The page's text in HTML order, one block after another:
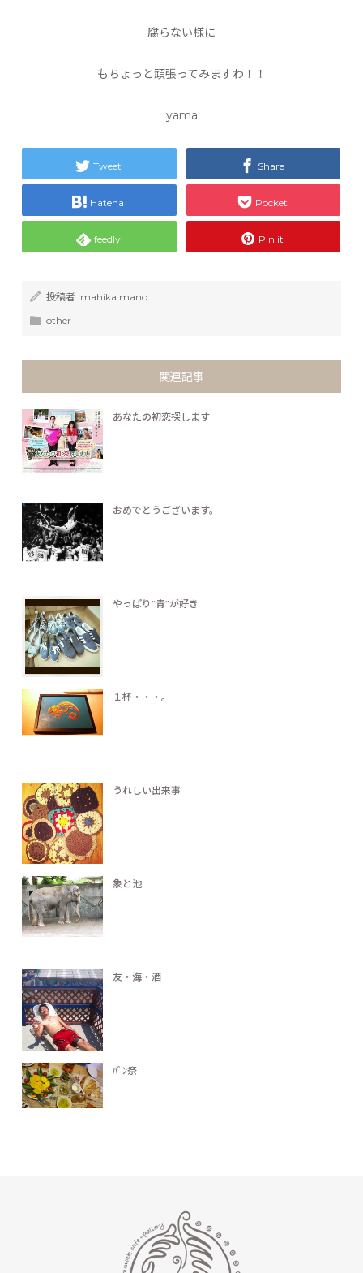
腐らない様に
もちょっと頑張ってみますわ！！
yama
Tweet Share
Hatena Pocket
feedly Pin it
投稿者: mahika mano
other
関連記事
あなたの初恋探します
おめでとうございます。
やっぱり”青”が好き
１杯・・・。
うれしい出来事
象と池
友・海・酒
ﾊﾟﾝ祭